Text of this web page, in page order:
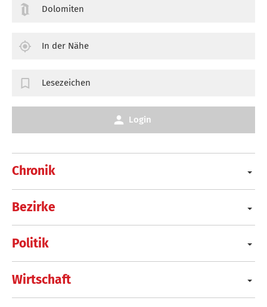
Chronik
Bezirke
Politik
Wirtschaft
Dolomiten
In der Nähe
Lesezeichen
Login